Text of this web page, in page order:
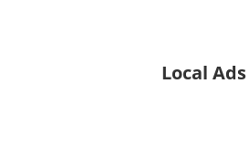
Local Ads